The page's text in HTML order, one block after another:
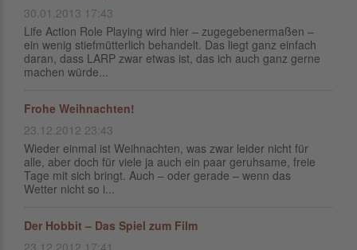
30.01.2013 17:43
Life Action Role Playing wird hier – zugegebenermaßen –
ein wenig stiefmütterlich behandelt. Das liegt ganz einfach
daran, dass LARP zwar etwas ist, das ich auch ganz gerne
machen würde...
Frohe Weihnachten!
23.12.2012 23:43
Wieder einmal ist Weihnachten, was zwar leider nicht für
alle, aber doch für viele ja auch ein paar geruhsame, freie
Tage mit sich bringt. Auch – oder gerade – wenn das
Wetter nicht so i...
Der Hobbit – Das Spiel zum Film
23.12.2012 17:41